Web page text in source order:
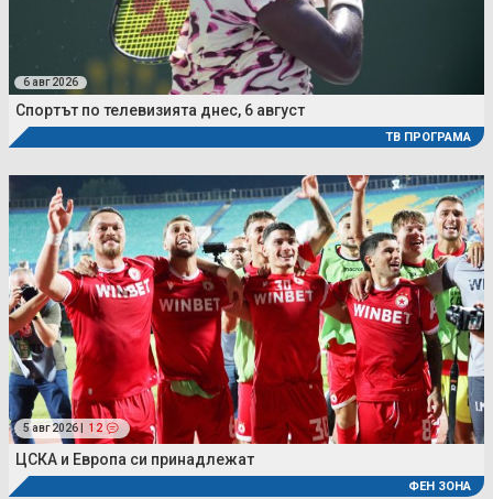
6 авг 2026
Спортът по телевизията днес, 6 август
ТВ ПРОГРАМА
5 авг 2026 | 12
ЦСКА и Европа си принадлежат
ФЕН ЗОНА